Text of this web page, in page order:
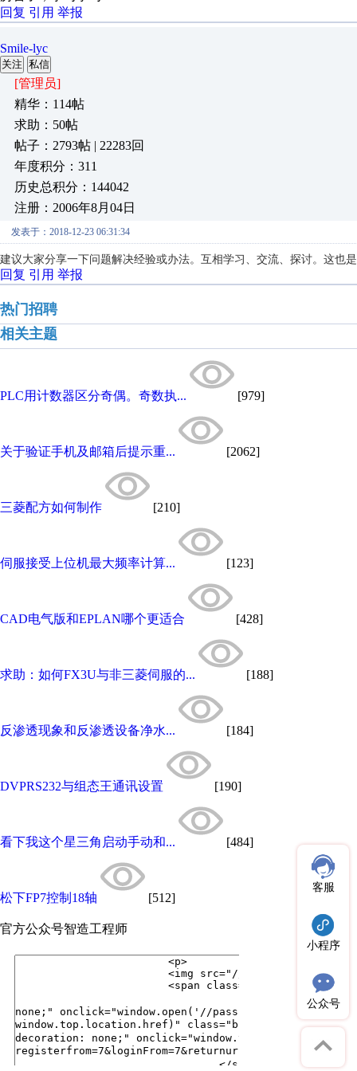
回复 引用 举报
Smile-lyc
关注 私信
[管理员]
精华：114帖
求助：50帖
帖子：2793帖 | 22283回
年度积分：311
历史总积分：144042
注册：2006年8月04日
发表于：2018-12-23 06:31:34
建议大家分享一下问题解决经验或办法。互相学习、交流、探讨。这也
回复 引用 举报
热门招聘
相关主题
PLC用计数器区分奇偶。奇数执... [979]
关于验证手机及邮箱后提示重... [2062]
三菱配方如何制作 [210]
伺服接受上位机最大频率计算... [123]
CAD电气版和EPLAN哪个更适合 [428]
求助：如何FX3U与非三菱伺服的... [188]
反渗透现象和反渗透设备净水... [184]
DVPRS232与组态王通讯设置 [190]
看下我这个星三角启动手动和... [484]
松下FP7控制18轴 [512]
官方公众号智造工程师
客服
小程序
公众号